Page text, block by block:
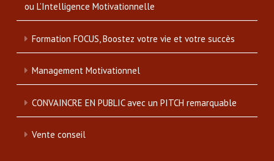
ou L’Intelligence Motivationnelle
Formation FOCUS, Boostez votre vie et votre succès
Management Motivationnel
CONVAINCRE EN PUBLIC avec un PITCH remarquable
Vente conseil